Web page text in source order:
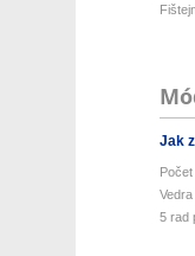
Jak
5 rad